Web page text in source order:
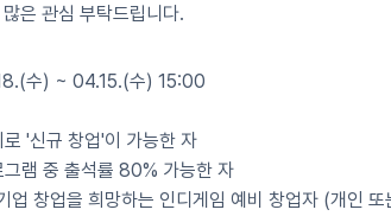
많은 관심 부탁드립니다.
수) ~ 04.15.(수) 15:00
'신규 창업'이 가능한 자
그램 중 출석률 80% 가능한 자
업 창업을 희망하는 인디게임 예비 창업자 (개인